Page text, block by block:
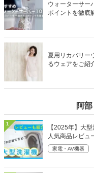
ウォーターサー
ポイントを徹底
夏用リカバリー
るウェアをご紹
阿
1
【2025年】大
人気商品レビュ
家電・AV機器